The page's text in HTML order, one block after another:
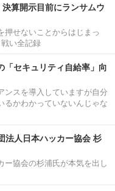
算開示目前にランサムウ
押せないことからはじまっ
い全記録
「セキュリティ自給率」向
ンスを導入していますが自分
るかわかっていないんじゃな
法人日本ハッカー協会 杉
協会の杉浦氏が本気を出し